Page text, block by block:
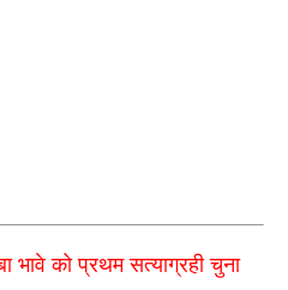
भावे को प्रथम सत्याग्रही चुना